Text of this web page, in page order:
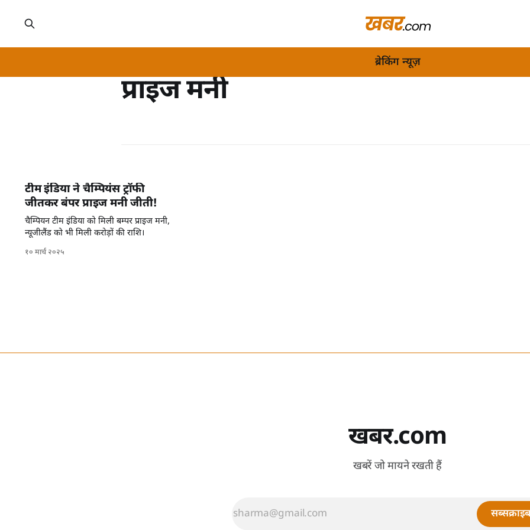
ब्रेकिंग न्यूज़
प्राइज मनी
टीम इंडिया ने चैम्पियंस ट्रॉफी
जीतकर बंपर प्राइज मनी जीती!
चैम्पियन टीम इंडिया को मिली बम्पर प्राइज मनी,
न्यूजीलैंड को भी मिली करोड़ों की राशि।
१० मार्च २०२५
खबर.com
खबरें जो मायने रखती हैं